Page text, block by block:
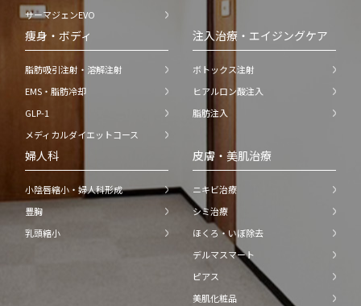
サーマジェンEVO
痩身・ボディ
脂肪吸引注射・溶解注射
EMS・脂肪冷却
GLP-1
メディカルダイエットコース
注入治療・エイジングケア
ボトックス注射
ヒアルロン酸注入
脂肪注入
婦人科
小陰唇縮小・婦人科形成
豊胸
乳頭縮小
皮膚・美肌治療
ニキビ治療
シミ治療
ほくろ・いぼ除去
デルマスマート
ピアス
美肌化粧品